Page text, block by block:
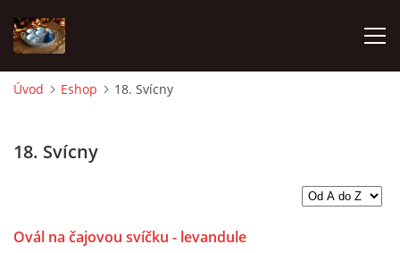
FOTOALBUM
Úvod Eshop 18. Svícny
18. Svícny
Ovál na čajovou svíčku - levandule